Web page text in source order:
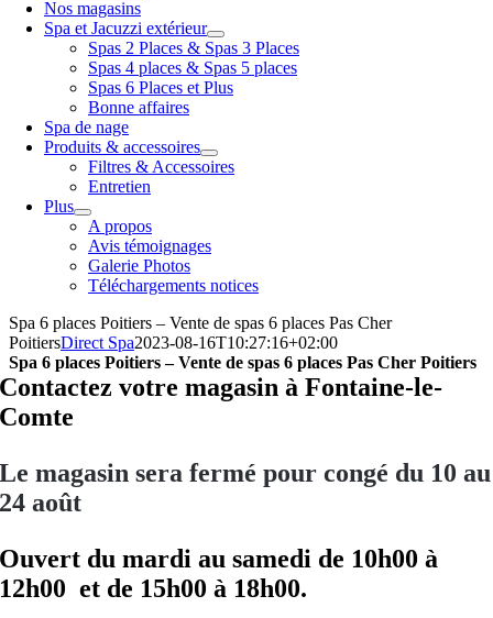
Nos magasins
Spa et Jacuzzi extérieur
Spas 2 Places & Spas 3 Places
Spas 4 places & Spas 5 places
Spas 6 Places et Plus
Bonne affaires
Spa de nage
Produits & accessoires
Filtres & Accessoires
Entretien
Plus
A propos
Avis témoignages
Galerie Photos
Téléchargements notices
Spa 6 places Poitiers – Vente de spas 6 places Pas Cher
PoitiersDirect Spa2023-08-16T10:27:16+02:00
Spa 6 places Poitiers – Vente de spas 6 places Pas Cher Poitiers
Contactez votre magasin à Fontaine-le-
Comte
Le magasin sera fermé pour congé du 10 au
24 août
Ouvert du mardi au samedi de 10h00 à
12h00 et de 15h00 à 18h00.